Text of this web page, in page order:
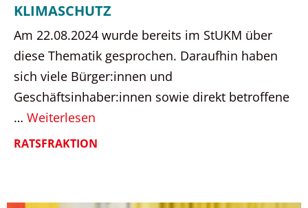
KLIMASCHUTZ
Am 22.08.2024 wurde bereits im StUKM über
diese Thematik gesprochen. Daraufhin haben
sich viele Bürger:innen und
Geschäftsinhaber:innen sowie direkt betroffene
… Weiterlesen
RATSFRAKTION